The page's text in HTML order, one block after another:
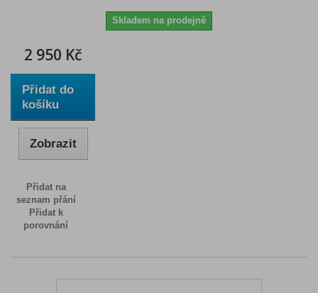
Skladem na prodejně
2 950 Kč
Přidat do
košíku
Zobrazit
Přidat na
seznam přání
Přidat k
porovnání